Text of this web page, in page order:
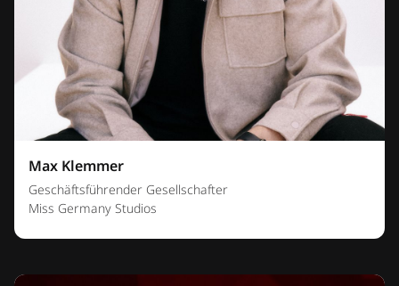
Max Klemmer
Geschäftsführender Gesellschafter
Miss Germany Studios